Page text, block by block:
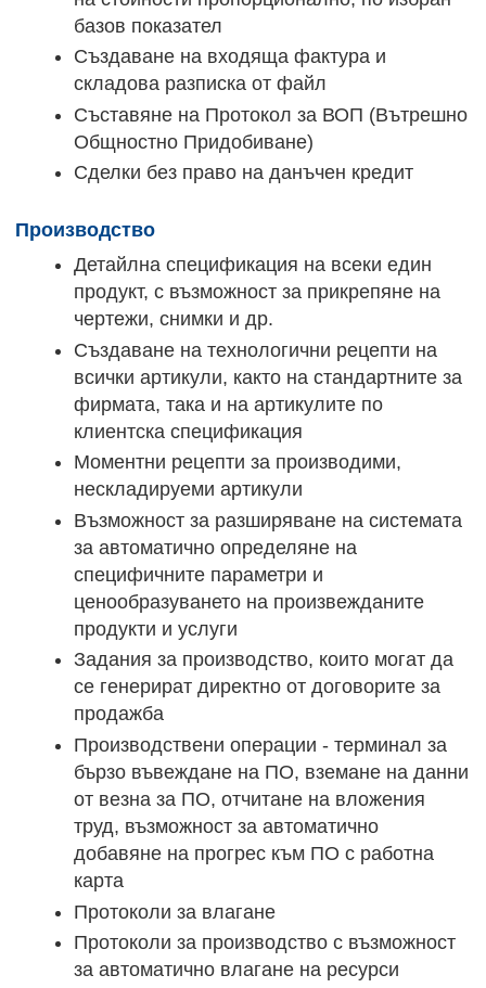
базов показател
Създаване на входяща фактура и
складова разписка от файл
Съставяне на Протокол за ВОП (Вътрешно
Общностно Придобиване)
Сделки без право на данъчен кредит
Производство
Детайлна спецификация на всеки един
продукт, с възможност за прикрепяне на
чертежи, снимки и др.
Създаване на технологични рецепти на
всички артикули, както на стандартните за
фирмата, така и на артикулите по
клиентска спецификация
Моментни рецепти за производими,
нескладируеми артикули
Възможност за разширяване на системата
за автоматично определяне на
специфичните параметри и
ценообразуването на произвежданите
продукти и услуги
Задания за производство, които могат да
се генерират директно от договорите за
продажба
Производствени операции - терминал за
бързо въвеждане на ПО, вземане на данни
от везна за ПО, отчитане на вложения
труд, възможност за автоматично
добавяне на прогрес към ПО с работна
карта
Протоколи за влагане
Протоколи за производство с възможност
за автоматично влагане на ресурси